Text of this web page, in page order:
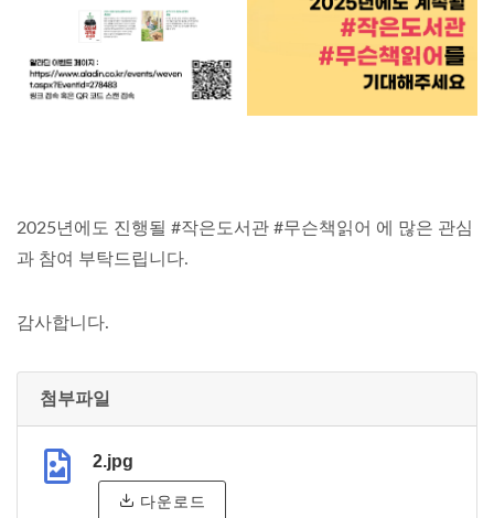
2025년에도 진행될 #작은도서관 #무슨책읽어 에 많은 관심
과 참여 부탁드립니다.
감사합니다.
첨부파일
2.jpg
다운로드